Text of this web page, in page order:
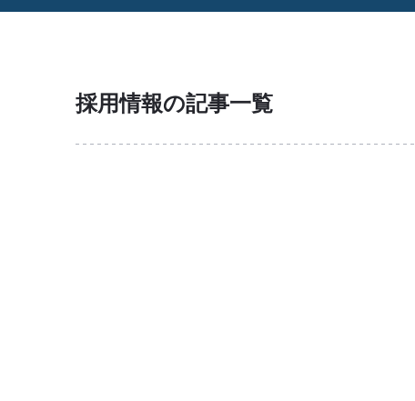
採用情報の記事一覧